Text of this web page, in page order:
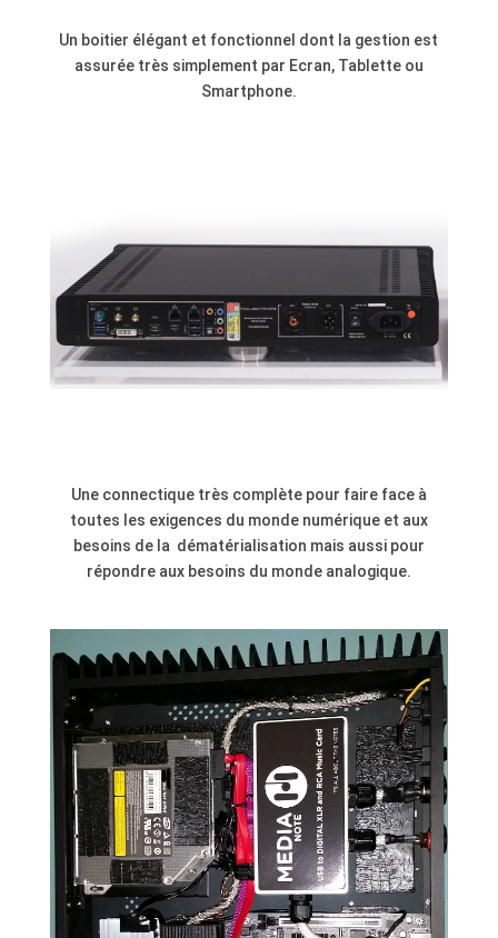
Un boitier élégant et fonctionnel dont la gestion est
assurée très simplement par Ecran, Tablette ou
Smartphone.
Une connectique très complète pour faire face à
toutes les exigences du monde numérique et aux
besoins de la dématérialisation mais aussi pour
répondre aux besoins du monde analogique.